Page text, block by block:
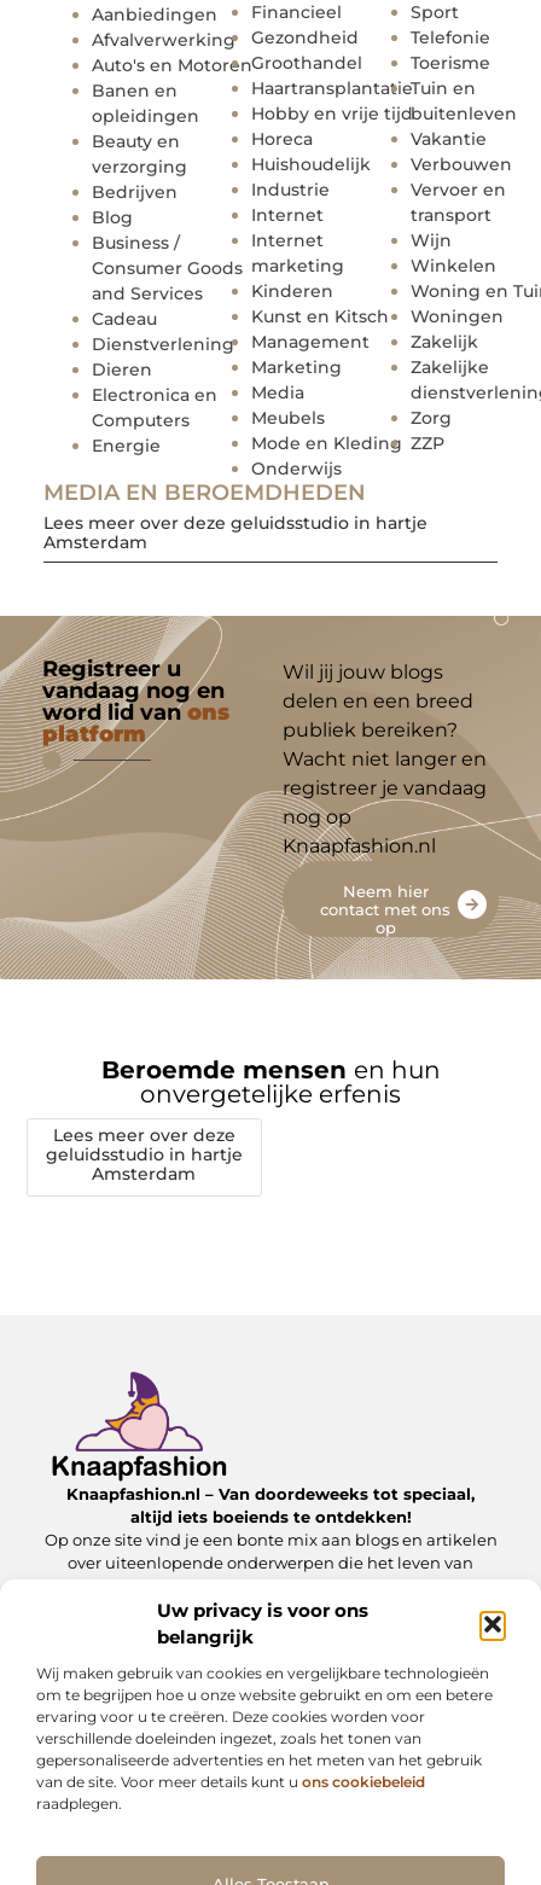
Uw privacy is voor ons
belangrijk
Wij maken gebruik van cookies en vergelijkbare technologieën
om te begrijpen hoe u onze website gebruikt en om een betere
ervaring voor u te creëren. Deze cookies worden voor
verschillende doeleinden ingezet, zoals het tonen van
gepersonaliseerde advertenties en het meten van het gebruik
van de site. Voor meer details kunt u ons cookiebeleid
raadplegen.
Aanbiedingen
Afvalverwerking
Auto's en Motoren
Banen en
opleidingen
Beauty en
verzorging
Bedrijven
Blog
Business /
Consumer Goods
and Services
Cadeau
Dienstverlening
Dieren
Electronica en
Computers
Energie
Financieel
Gezondheid
Groothandel
Haartransplantatie
Hobby en vrije tijd
Horeca
Huishoudelijk
Industrie
Internet
Internet
marketing
Kinderen
Kunst en Kitsch
Management
Marketing
Media
Meubels
Mode en Kleding
Onderwijs
Sport
Telefonie
Toerisme
Tuin en
buitenleven
Vakantie
Verbouwen
Vervoer en
transport
Wijn
Winkelen
Woning en
Woningen
Zakelijk
Zakelijke
Zorg
ZZP
MEDIA EN BEROEMDHEDEN
Lees meer over deze geluidsstudio in hartje
Amsterdam
Registreer u
vandaag nog en
word lid vanons
platform
Wil jij jouw blogs
delen en een breed
publiek bereiken?
Wacht niet langer en
registreer je vandaag
nog op
Knaapfashion.nl
Neem hier
contact met ons
op
Beroemde mensen en hun
onvergetelijke erfenis
Lees meer over deze
geluidsstudio in hartje
Amsterdam
Knaapfashion.nl – Van doordeweeks tot speciaal,
altijd iets boeiends te ontdekken!
Op onze site vind je een bonte mix aan blogs en artikelen
over uiteenlopende onderwerpen die het leven van
Onze informatie
Bericht categorie